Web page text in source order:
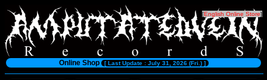
[English Online Store]
Online Shop [ Last Update : July 31, 2026 (Fri.) ]